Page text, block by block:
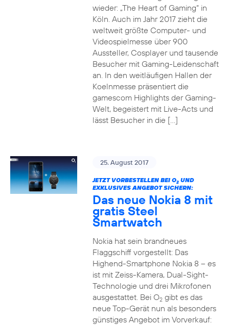
wieder: „The Heart of Gaming“ in
Köln. Auch im Jahr 2017 zieht die
weltweit größte Computer- und
Videospielmesse über 900
Aussteller, Cosplayer und tausende
Besucher mit Gaming-Leidenschaft
an. In den weitläufigen Hallen der
Koelnmesse präsentiert die
gamescom Highlights der Gaming-
Welt, begeistert mit Live-Acts und
lässt Besucher in die […]
25. August 2017
JETZT VORBESTELLEN BEI O2UND
EXKLUSIVES ANGEBOT SICHERN:
Das neue Nokia 8 mit
gratis Steel
Smartwatch
Nokia hat sein brandneues
Flaggschiff vorgestellt: Das
Highend-Smartphone Nokia 8 – es
ist mit Zeiss-Kamera, Dual-Sight-
Technologie und drei Mikrofonen
ausgestattet. Bei O2gibt es das
neue Top-Gerät nun als besonders
günstiges Angebot im Vorverkauf: